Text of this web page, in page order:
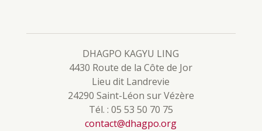
DHAGPO KAGYU LING
4430 Route de la Côte de Jor
Lieu dit Landrevie
24290 Saint-Léon sur Vézère
Tél. : 05 53 50 70 75
contact@dhagpo.org